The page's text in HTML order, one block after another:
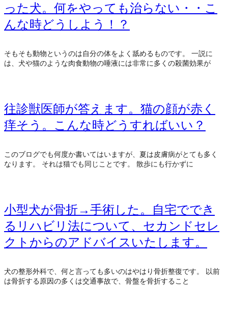
った犬。何をやっても治らない・・こ
んな時どうしよう！？
そもそも動物というのは自分の体をよく舐めるものです。 一説に
は、犬や猫のような肉食動物の唾液には非常に多くの殺菌効果が
往診獣医師が答えます。猫の顔が赤く
痒そう。こんな時どうすればいい？
このブログでも何度か書いてはいますが、夏は皮膚病がとても多く
なります。 それは猫でも同じことです。 散歩にも行かずに
小型犬が骨折→手術した。自宅ででき
るリハビリ法について、セカンドセレ
クトからのアドバイスいたします。
犬の整形外科で、何と言っても多いのはやはり骨折整復です。 以前
は骨折する原因の多くは交通事故で、骨盤を骨折すること